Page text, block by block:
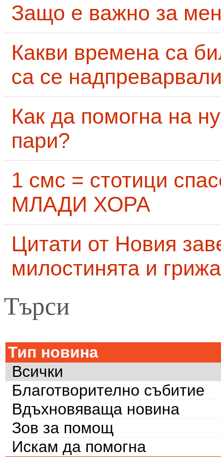
Защо е важно за
Какви времена са
са се
Как да помогна на
пари?
1 смс = стотици
МЛАДИ ХОРА
Цитати от Новия
милостинята и
Търси
Тип новина
Всички
Благотворително събитие
Вдъхновяваща новина
Зов за помощ
Искам да помогна